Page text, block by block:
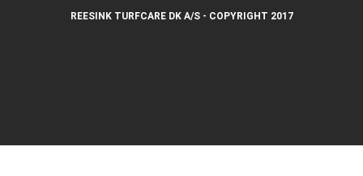
REESINK TURFCARE DK A/S - COPYRIGHT 2017